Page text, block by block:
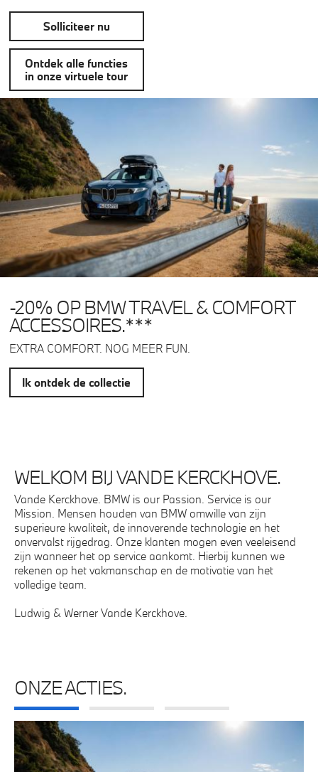
Solliciteer nu
Ontdek alle functies
in onze virtuele tour
-20% OP BMW TRAVEL & COMFORT
ACCESSOIRES.***
EXTRA COMFORT. NOG MEER FUN.
Ik ontdek de collectie
WELKOM BIJ VANDE KERCKHOVE.
Vande Kerckhove. BMW is our Passion. Service is our
Mission. Mensen houden van BMW omwille van zijn
superieure kwaliteit, de innoverende technologie en het
onvervalst rijgedrag. Onze klanten mogen even veeleisend
zijn wanneer het op service aankomt. Hierbij kunnen we
rekenen op het vakmanschap en de motivatie van het
volledige team.
Ludwig & Werner Vande Kerckhove.
ONZE ACTIES.